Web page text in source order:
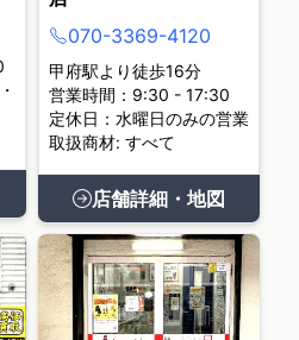
070-3369-4120
甲府駅より徒歩16分
営業時間：9:30 - 17:30
定休日：水曜日のみの営業
取扱商材: すべて
店舗詳細・地図